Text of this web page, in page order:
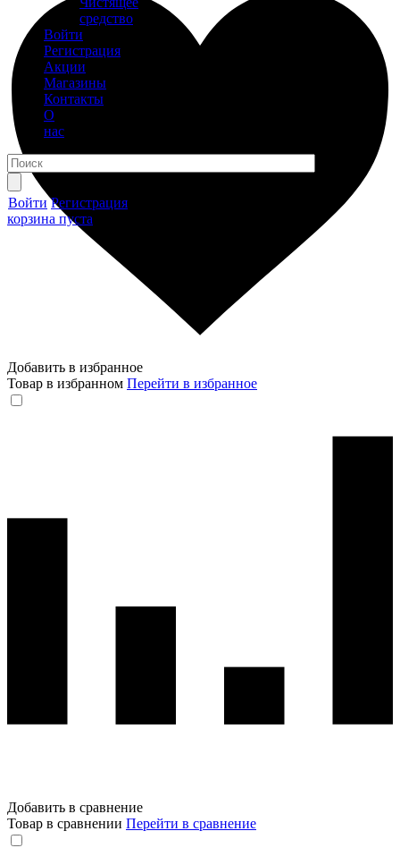
средство
Войти
Регистрация
Акции
Магазины
Контакты
О
нас
Войти Регистрация
корзина пуста
Добавить в избранное
Товар в избранном Перейти в избранное
Добавить в сравнение
Товар в сравнении Перейти в сравнение